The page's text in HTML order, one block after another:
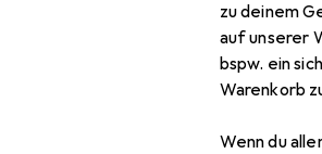
zu deinem
auf unserer
bspw. ein
Warenkorb
Wenn du